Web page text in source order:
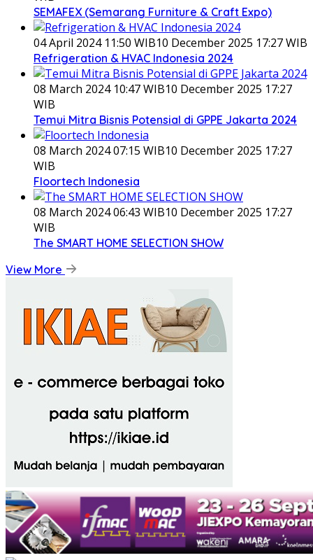
SEMAFEX (Semarang Furniture & Craft Expo)
04 April 2024 11:50 WIB10 December 2025 17:27 WIB
Refrigeration & HVAC Indonesia 2024
08 March 2024 10:47 WIB10 December 2025 17:27
WIB
Temui Mitra Bisnis Potensial di GPPE Jakarta 2024
08 March 2024 07:15 WIB10 December 2025 17:27
WIB
Floortech Indonesia
08 March 2024 06:43 WIB10 December 2025 17:27
WIB
The SMART HOME SELECTION SHOW
View More